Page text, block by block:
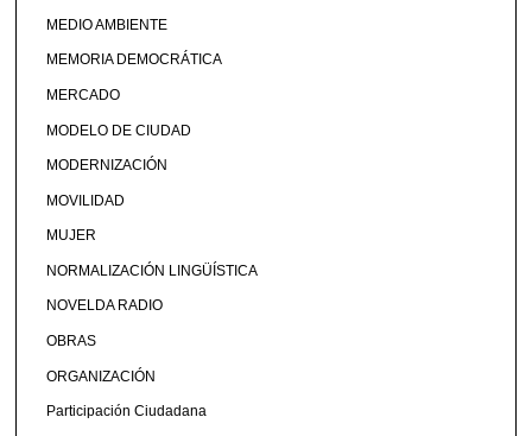
MEDIO AMBIENTE
MEMORIA DEMOCRÁTICA
MERCADO
MODELO DE CIUDAD
MODERNIZACIÓN
MOVILIDAD
MUJER
NORMALIZACIÓN LINGÜÍSTICA
NOVELDA RADIO
OBRAS
ORGANIZACIÓN
Participación Ciudadana